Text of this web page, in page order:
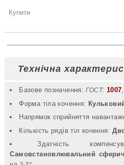
Технічна
Базове позначення: ГОСТ: 1007
Форма тіла кочення:
Напрямок сприйняття
Кількість рядів тіл кочення:
Здатність
Самовстановлювальний